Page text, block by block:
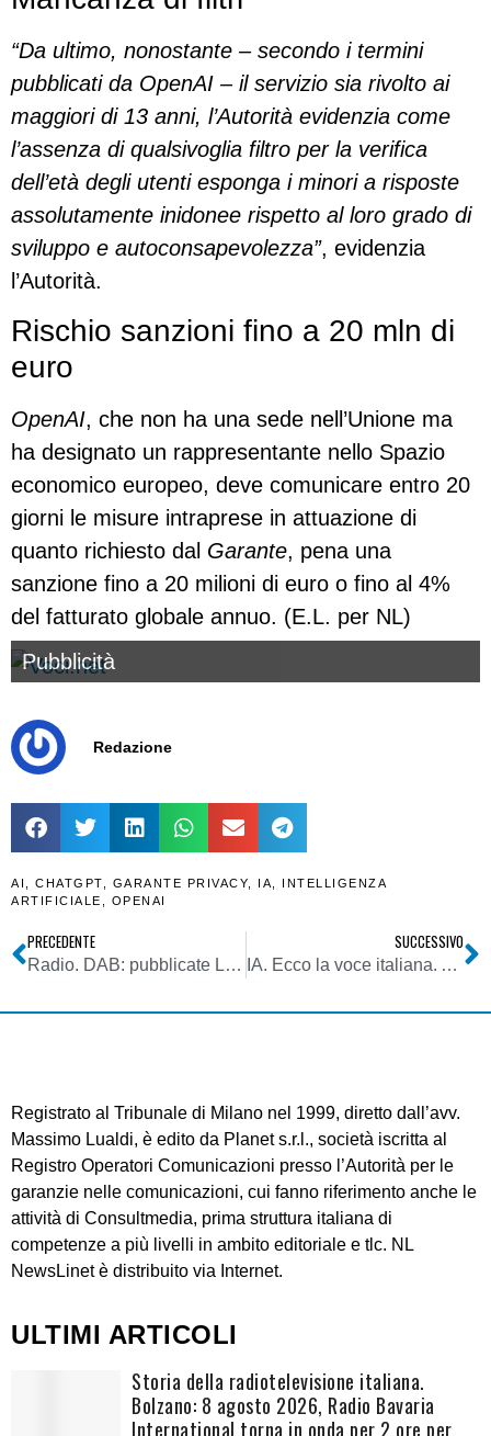
“Da ultimo, nonostante – secondo i termini
pubblicati da OpenAI – il servizio sia rivolto ai
maggiori di 13 anni, l’Autorità evidenzia come
l’assenza di qualsivoglia filtro per la verifica
dell’età degli utenti esponga i minori a risposte
assolutamente inidonee rispetto al loro grado di
sviluppo e autoconsapevolezza”, evidenzia
l’Autorità.
Rischio sanzioni fino a 20 mln di
euro
OpenAI, che non ha una sede nell’Unione ma
ha designato un rappresentante nello Spazio
economico europeo, deve comunicare entro 20
giorni le misure intraprese in attuazione di
quanto richiesto dal Garante, pena una
sanzione fino a 20 milioni di euro o fino al 4%
del fatturato globale annuo. (E.L. per NL)
Pubblicità
Redazione
AI CHATGPT GARANTE PRIVACY IA
INTELLIGENZA
ARTIFICIALE
OPENAI
PRECEDENTE
Radio. DAB: pubblicate Linee guida definitive per assegnazione diritti d’uso reti pianificate su bacini utenza locale ad operatori DAB+
SUCCESSIVO
IA. Ecco la voce italiana. Antonella Fava: con Patrizia sono parte di un romanzo di formazione. Commette errori ed impara da essi, come noi
Registrato al Tribunale di Milano nel 1999, diretto dall’avv.
Massimo Lualdi, è edito da Planet s.r.l., società iscritta al
Registro Operatori Comunicazioni presso l’Autorità per le
garanzie nelle comunicazioni, cui fanno riferimento anche le
attività di Consultmedia, prima struttura italiana di
competenze a più livelli in ambito editoriale e tlc. NL
NewsLinet è distribuito via Internet.
ULTIMI ARTICOLI
Storia della radiotelevisione italiana.
Bolzano: 8 agosto 2026, Radio Bavaria
International torna in onda per 2 ore per